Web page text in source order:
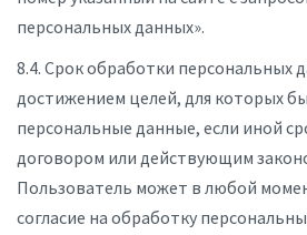
персональных данных».
8.4. Срок обработки персональных
достижением целей, для которых
персональные данные, если иной
договором или действующим
Пользователь может в любой
согласие на обработку